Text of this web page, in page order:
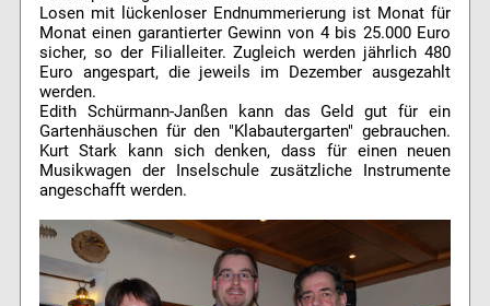
Losen mit lückenloser Endnummerierung ist Monat für
Monat einen garantierter Gewinn von 4 bis 25.000 Euro
sicher, so der Filialleiter. Zugleich werden jährlich 480
Euro angespart, die jeweils im Dezember ausgezahlt
werden.
Edith Schürmann-Janßen kann das Geld gut für ein
Gartenhäuschen für den "Klabautergarten" gebrauchen.
Kurt Stark kann sich denken, dass für einen neuen
Musikwagen der Inselschule zusätzliche Instrumente
angeschafft werden.